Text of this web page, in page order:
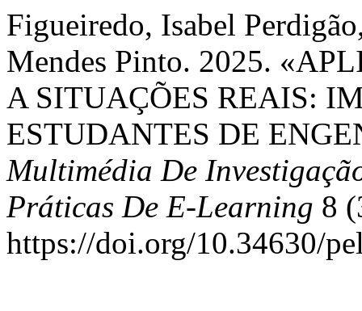
Figueiredo, Isabel
Mendes Pinto. 2025.
A SITUAÇÕES REAIS:
ESTUDANTES DE
Multimédia De
Práticas De E-Learning 8
https://doi.org/10.34630/